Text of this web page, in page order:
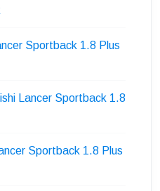
Sportback 1.8 Plus
Lancer Sportback 1.8
Sportback 1.8 Plus